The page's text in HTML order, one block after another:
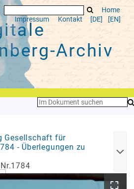
Home
Impressum
Kontakt [DE] [EN]
Archiv
Gesellschaft für
- Überlegungen zu